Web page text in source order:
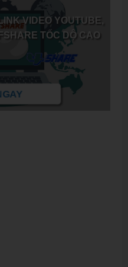
VIDEO YOUTUBE,
TỐC DỘ CAO